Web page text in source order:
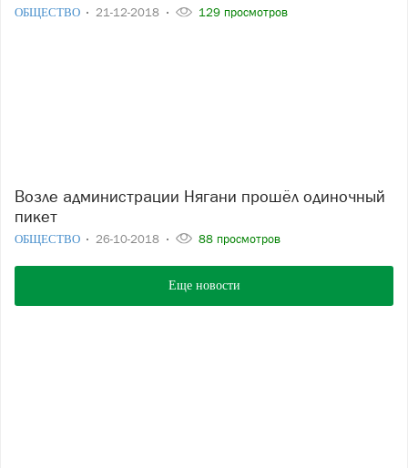
ОБЩЕСТВО 21-12-2018 129 просмотров
Возле администрации Нягани прошёл одиночный
пикет
ОБЩЕСТВО 26-10-2018 88 просмотров
Еще новости